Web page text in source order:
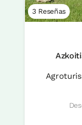
3 Reseñas